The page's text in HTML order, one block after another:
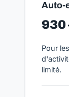
Auto-
930
Pour
limité.